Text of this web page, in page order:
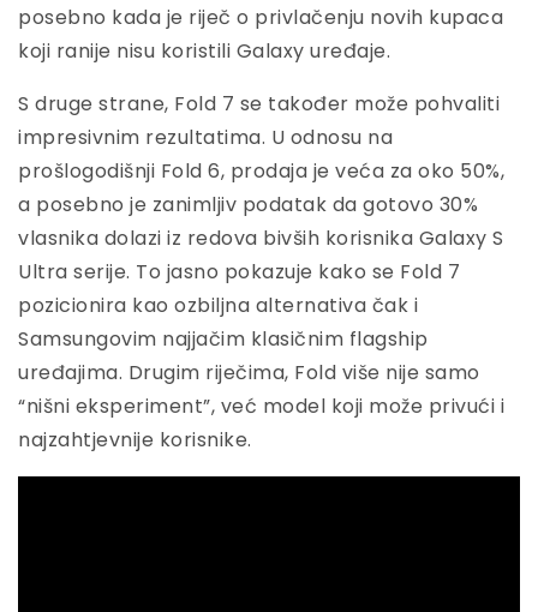
posebno kada je riječ o privlačenju novih kupaca
koji ranije nisu koristili Galaxy uređaje.
S druge strane, Fold 7 se također može pohvaliti
impresivnim rezultatima. U odnosu na
prošlogodišnji Fold 6, prodaja je veća za oko 50%,
a posebno je zanimljiv podatak da gotovo 30%
vlasnika dolazi iz redova bivših korisnika Galaxy S
Ultra serije. To jasno pokazuje kako se Fold 7
pozicionira kao ozbiljna alternativa čak i
Samsungovim najjačim klasičnim flagship
uređajima. Drugim riječima, Fold više nije samo
“nišni eksperiment”, već model koji može privući i
najzahtjevnije korisnike.